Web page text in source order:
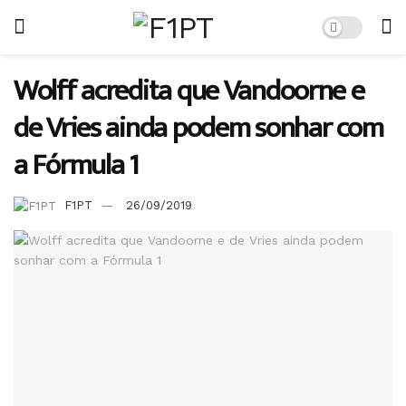
Wolff acredita que Vandoorne e
de Vries ainda podem sonhar com
a Fórmula 1
F1PT 26/09/2019